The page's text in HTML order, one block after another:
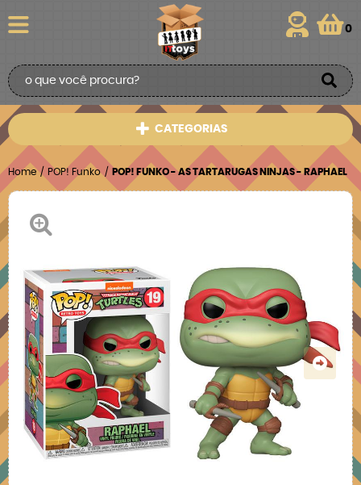
0
CATEGORIAS
Home POP! Funko POP! FUNKO - AS TARTARUGAS NINJAS - RAPHAEL